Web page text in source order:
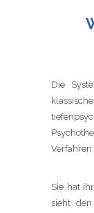
Die
Sie hat
sieht